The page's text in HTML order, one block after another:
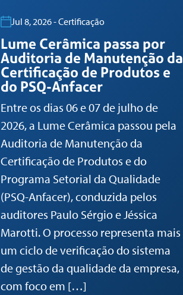
Jul 8, 2026 - Certificação
Lume Cerâmica passa por
Auditoria de Manutenção da
Certificação de Produtos e
do PSQ-Anfacer
Entre os dias 06 e 07 de julho de
2026, a Lume Cerâmica passou pela
Auditoria de Manutenção da
Certificação de Produtos e do
Programa Setorial da Qualidade
(PSQ-Anfacer), conduzida pelos
auditores Paulo Sérgio e Jéssica
Marotti. O processo representa mais
um ciclo de verificação do sistema
de gestão da qualidade da empresa,
com foco em […]